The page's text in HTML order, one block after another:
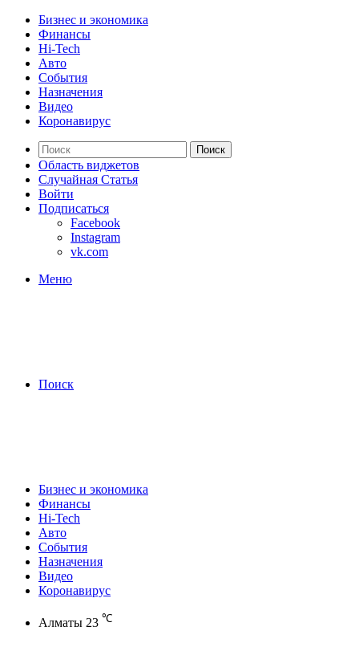
Бизнес и экономика
Финансы
Hi-Tech
Авто
События
Назначения
Видео
Коронавирус
Поиск
Область виджетов
Случайная Статья
Войти
Подписаться
Facebook
Instagram
vk.com
Меню
Поиск
Бизнес и экономика
Финансы
Hi-Tech
Авто
События
Назначения
Видео
Коронавирус
Алматы 23 ℃